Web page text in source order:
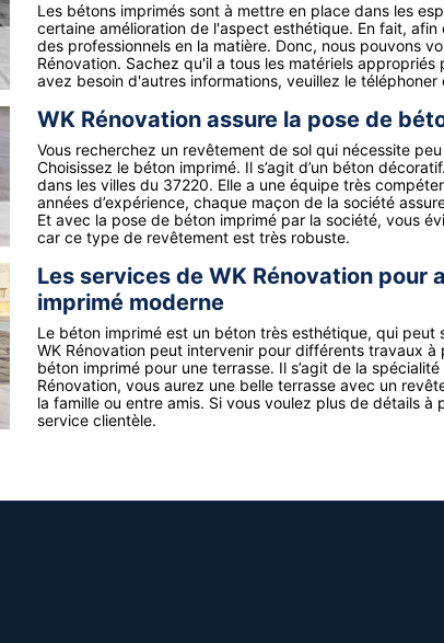
Les bétons imprimés sont à mettre en place dans les
certaine amélioration de l'aspect esthétique. En fait,
des professionnels en la matière. Donc, nous pouvons
Rénovation. Sachez qu'il a tous les matériels
avez besoin d'autres informations, veuillez le téléphoner
WK Rénovation assure la pose de
Vous recherchez un revêtement de sol qui nécessite
Choisissez le béton imprimé. Il s’agit d’un béton
dans les villes du 37220. Elle a une équipe très
années d’expérience, chaque maçon de la société
Et avec la pose de béton imprimé par la société, vous
car ce type de revêtement est très robuste.
Les services de WK Rénovation pour
imprimé moderne
Le béton imprimé est un béton très esthétique, qui peut
WK Rénovation peut intervenir pour différents travaux
béton imprimé pour une terrasse. Il s’agit de la
Rénovation, vous aurez une belle terrasse avec un
la famille ou entre amis. Si vous voulez plus de détails
service clientèle.